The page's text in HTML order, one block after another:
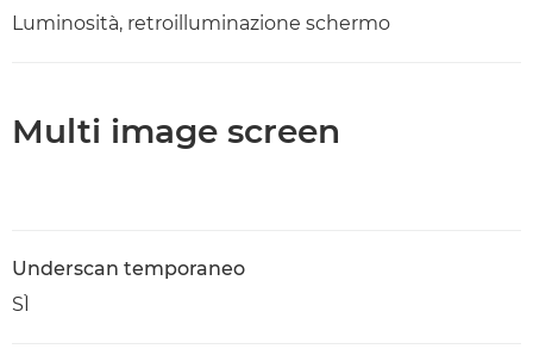
Luminosità, retroilluminazione schermo
Multi image screen
Underscan temporaneo
SÌ